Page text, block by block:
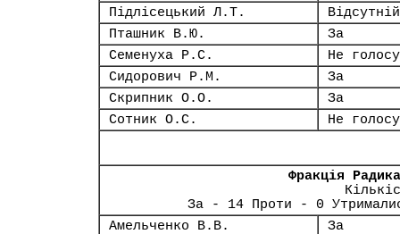
Підлісецький Л.Т.
Відсутній
Пташник В.Ю.
За
Семенуха Р.С.
Не
Сидорович Р.М.
За
Скрипник О.О.
За
Сотник О.С.
Не
Фракція
За - 14 Проти - 0
Амельченко В.В.
За